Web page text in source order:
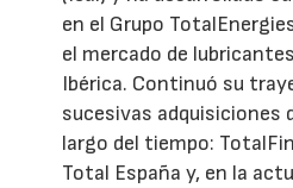
en el Grupo
el mercado de
Ibérica. Continuó su
sucesivas adquisiciones
largo del tiempo:
Total España y, en la